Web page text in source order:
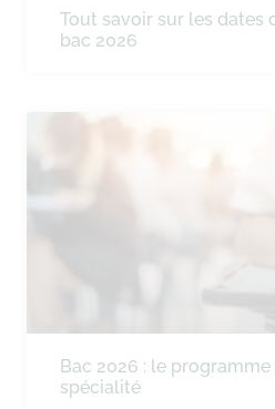
Tout savoir sur les dates
bac 2026
Bac 2026 : le
spécialité